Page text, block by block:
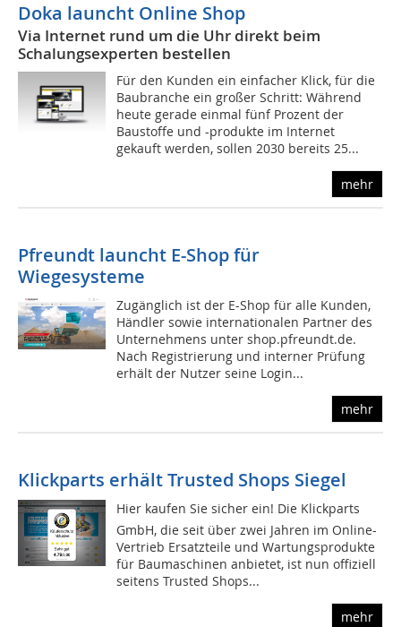
Doka launcht Online Shop
Via Internet rund um die Uhr direkt beim
Schalungsexperten bestellen
Für den Kunden ein einfacher Klick, für die
Baubranche ein großer Schritt: Während
heute gerade einmal fünf Prozent der
Baustoffe und -produkte im Internet
gekauft werden, sollen 2030 bereits 25...
mehr
Pfreundt launcht E-Shop für
Wiegesysteme
Zugänglich ist der E-Shop für alle Kunden,
Händler sowie internationalen Partner des
Unternehmens unter shop.pfreundt.de.
Nach Registrierung und interner Prüfung
erhält der Nutzer seine Login...
mehr
Klickparts erhält Trusted Shops Siegel
Hier kaufen Sie sicher ein! Die Klickparts
GmbH, die seit über zwei Jahren im Online-
Vertrieb Ersatzteile und Wartungsprodukte
für Baumaschinen anbietet, ist nun offiziell
seitens Trusted Shops...
mehr